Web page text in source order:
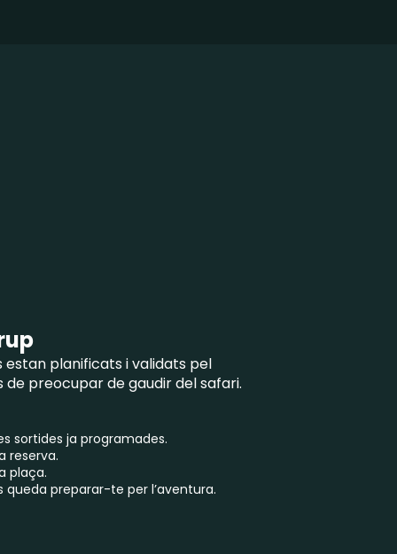
estan planificats i validats pel
preocupar de gaudir del safari.
sortides ja programades.
reserva.
plaça.
preparar-te per l’aventura.